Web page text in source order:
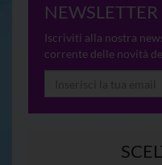
NEWSLETTER
Iscriviti alla nostra
corrente delle novità